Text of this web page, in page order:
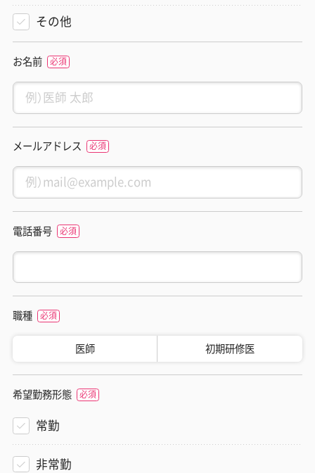
その他
お名前
メールアドレス
電話番号
職種
医師 初期研修医
希望勤務形態
常勤
非常勤